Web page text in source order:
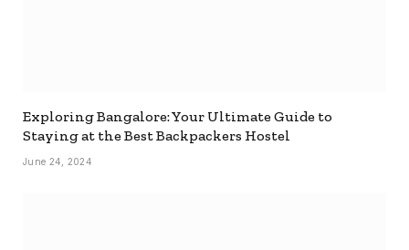
Exploring Bangalore: Your Ultimate Guide to
Staying at the Best Backpackers Hostel
June 24, 2024